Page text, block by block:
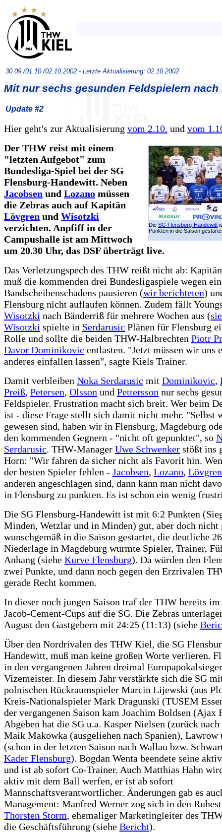
30.09./01.10./02.10.2002 - Letzte Aktualisierung: 02.10.2002
Mit nur sechs gesunden Feldspielern nach
Update #2
Hier geht's zur Aktualisierung vom 2.10. und vom
Die SG Flensburg-Handewitt
Punkten in die Saison
Der THW reist mit einem
"letzten Aufgebot" zum
Bundesliga-Spiel bei der SG
Flensburg-Handewitt. Neben
Jacobsen und Lozano müssen
die Zebras auch auf Kapitän
Lövgren und Wisotzki
verzichten. Anpfiff in der
Campushalle ist am Mittwoch
um 20.30 Uhr, das DSF überträgt live.
Das Verletzungspech des THW reißt nicht ab:
muß die kommenden drei Bundesligaspiele wegen
Bandscheibenschadens pausieren (wir berichteten)
Flensburg nicht auflaufen können. Zudem fällt
Wisotzki nach Bänderriß für mehrere Wochen aus (
Wisotzki spielte in Serdarusic Plänen für Flensburg
Rolle und sollte die beiden THW-Halbrechten Piotr
Davor Dominikovic entlasten. "Jetzt müssen wir uns
anderes einfallen lassen", sagte Kiels Trainer.
Damit verbleiben Noka Serdarusic mit Dominikovic,
Preiß, Petersen, Olsson und Pettersson nur sechs
Feldspieler. Frustration macht sich breit. Wer beim
ist - diese Frage stellt sich damit nicht mehr. "Selbst
gewesen sind, haben wir in Flensburg, Magdeburg
den kommenden Gegnern - "nicht oft gepunktet", so
Serdarusic. THW-Manager Uwe Schwenker stößt ins
Horn: "Wir fahren da sicher nicht als Favorit hin.
der besten Spieler fehlen - Jacobsen, Lozano, Lövgren
anderen angeschlagen sind, dann kann man nicht
in Flensburg zu punkten. Es ist schon ein wenig
Die SG Flensburg-Handewitt ist mit 6:2 Punkten
Minden, Wetzlar und in Minden) gut, aber doch nicht
wunschgemäß in die Saison gestartet, die deutliche
Niederlage in Magdeburg wurmte Spieler, Trainer,
Anhang (siehe Kurve Flensburg). Da würden den
zwei Punkte, und dann noch gegen den Erzrivalen
gerade Recht kommen.
In dieser noch jungen Saison traf der THW bereits im
Jacob-Cement-Cups auf die SG. Die Zebras
August den Gastgebern mit 24:25 (11:13) (siehe
Über den Nordrivalen des THW Kiel, die SG
Handewitt, muß man keine großen Worte verlieren.
in den vergangenen Jahren dreimal
Vizemeister. In diesem Jahr verstärkte sich die SG
polnischen Rückraumspieler Marcin Lijewski (aus
Kreis-Nationalspieler Mark Dragunski (TUSEM
der vergangenen Saison kam Joachim Boldsen (Ajax
Abgeben hat die SG u.a. Kasper Nielsen (zurück
Maik Makowka (ausgeliehen nach Spanien), Lawrow
(schon in der letzten Saison nach Wallau bzw.
Kader Flensburg). Bogdan Wenta beendete seine
und ist ab sofort Co-Trainer. Auch Matthias Hahn
aktiv mit dem Ball werfen, er ist ab sofort
Mannschaftsverantwortlicher. Änderungen gab es
Management: Manfred Werner zog sich in den
Thorsten Storm, ehemaliger Marketingleiter des
die Geschäftsführung (siehe Bericht).